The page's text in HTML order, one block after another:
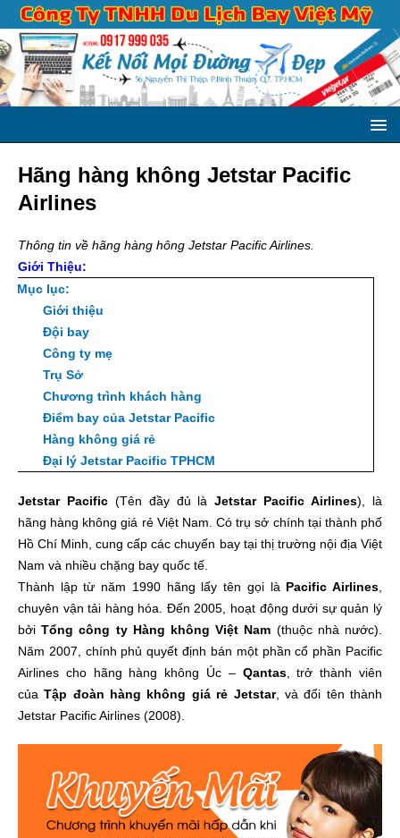
Hãng hàng không Jetstar Pacific
Airlines
Thông tin về hãng hàng hông Jetstar Pacific Airlines.
Giới Thiệu:
Mục lục:
Giới thiệu
Đội bay
Công ty mẹ
Trụ Sở
Chương trình khách hàng
Điểm bay của Jetstar Pacific
Hàng không giá rẻ
Đại lý Jetstar Pacific TPHCM
Jetstar Pacific (Tên đầy đủ làJetstar Pacific Airlines), là
hãng hàng không giá rẻ Việt Nam. Có trụ sở chính tại thành phố
Hồ Chí Minh, cung cấp các chuyến bay tại thị trường nội địa Việt
Nam và nhiều chặng bay quốc tế.
Thành lập từ năm 1990 hãng lấy tên gọi làPacific Airlines,
chuyên vận tải hàng hóa. Đến 2005, hoạt động dưới sự quản lý
bởiTổng công ty Hàng không Việt Nam (thuộc nhà nước).
Năm 2007, chính phủ quyết định bán một phần cổ phần Pacific
Airlines cho hãng hàng không Úc – Qantas, trở thành viên
củaTập đoàn hàng không giá rẻ Jetstar, và đổi tên thành
Jetstar Pacific Airlines (2008).